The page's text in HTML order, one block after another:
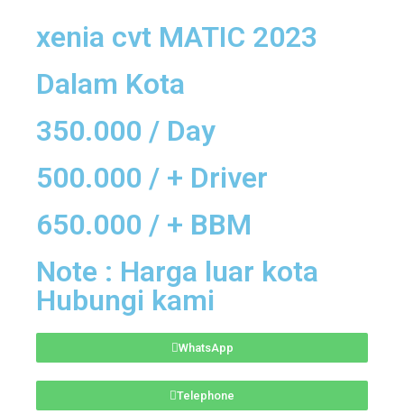
xenia cvt MATIC 2023
Dalam Kota
350.000 / Day
500.000 / + Driver
650.000 / + BBM
Note : Harga luar kota
Hubungi kami
WhatsApp
Telephone